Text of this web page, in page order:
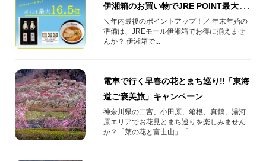
伊湘箱のお買い物でJRE POINT最大
16.5倍！
＼年内最後のポイントアップ！／ 年末年始の
準備は、JREモール伊湘箱でお得に揃えませ
んか？ 伊湘箱で...
電車で行く早春の花とまち巡り‼「東海
道ご褒美旅」キャンペーン
神奈川県の二宮、小田原、箱根、真鶴、湯河
原エリアでお花見とまち巡りを楽しみません
か？「菜の花と富士山」「...